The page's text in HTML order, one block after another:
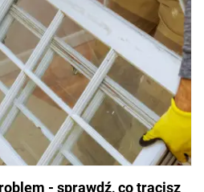
- sprawdź, co tracisz